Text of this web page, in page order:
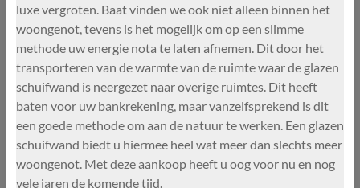
luxe vergroten. Baat vinden we ook niet alleen binnen het
woongenot, tevens is het mogelijk om op een slimme
methode uw energie nota te laten afnemen. Dit door het
transporteren van de warmte van de ruimte waar de glazen
schuifwand is neergezet naar overige ruimtes. Dit heeft
baten voor uw bankrekening, maar vanzelfsprekend is dit
een goede methode om aan de natuur te werken. Een glazen
schuifwand biedt u hiermee heel wat meer dan slechts meer
woongenot. Met deze aankoop heeft u oog voor nu en nog
vele jaren de komende tijd.